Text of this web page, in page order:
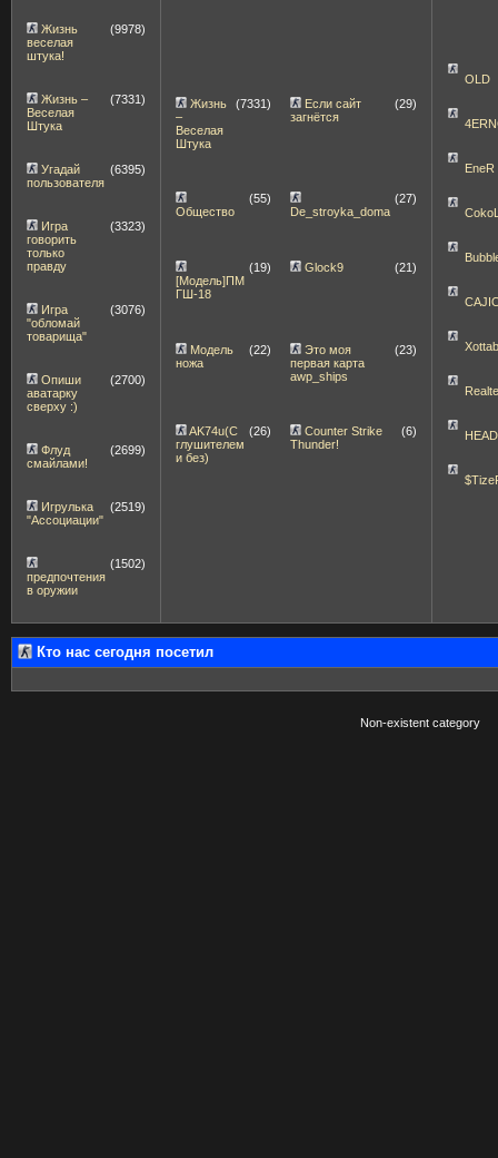
Жизнь
веселая
штука!
(9978)
Жизнь –
Веселая
Штука
(7331)
Угадай
пользователя
(6395)
Игра
говорить
только
правду
(3323)
Игра
"обломай
товарища"
(3076)
Опиши
аватарку
сверху :)
(2700)
Флуд
смайлами!
(2699)
Игрулька
"Ассоциации"
(2519)
предпочтения
в оружии
(1502)
Жизнь
–
Веселая
Штука
(7331)
Если сайт
загнётся
(29)
Общество
(55)
De_stroyka_doma
(27)
[Модель]ПМ
ГШ-18
(19) Glock9 (21)
Модель
ножа
(22)
Это моя
первая карта
awp_ships
(23)
AK74u(С
глушителем
и без)
(26)
Counter Strike
Thunder!
(6)
OLD
EneR
Кто нас сегодня посетил
Non-existent category